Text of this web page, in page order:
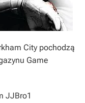
City pochodzą
Game
JJBro1